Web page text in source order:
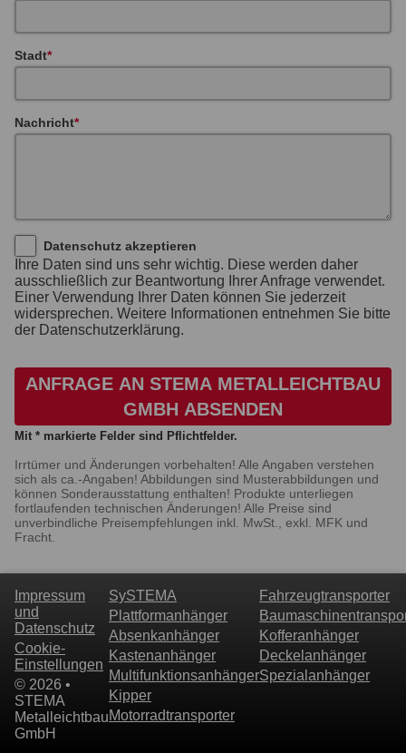
Stadt
Nachricht
Datenschutz akzeptieren
Ihre Daten sind uns sehr wichtig. Diese werden daher
ausschließlich zur Beantwortung Ihrer Anfrage verwendet.
Einer Verwendung Ihrer Daten können Sie jederzeit
widersprechen. Weitere Informationen entnehmen Sie bitte
der Datenschutzerklärung.
ANFRAGE AN STEMA METALLEICHTBAU
GMBH ABSENDEN
Mit * markierte Felder sind Pflichtfelder.
Irrtümer und Änderungen vorbehalten! Alle Angaben verstehen
sich als ca.-Angaben! Abbildungen sind Musterabbildungen und
können Sonderausstattung enthalten! Produkte unterliegen
fortlaufenden technischen Änderungen! Alle Preise sind
unverbindliche Preisempfehlungen inkl. MwSt., exkl. MFK und
Fracht.
Impressum
und
Datenschutz
Cookie-
Einstellungen
© 2026 •
STEMA
Metalleichtbau
GmbH
SySTEMA
Plattformanhänger
Absenkanhänger
Kastenanhänger
Multifunktionsanhänger
Kipper
Motorradtransporter
Fahrzeugtransporter
Kofferanhänger
Deckelanhänger
Spezialanhänger